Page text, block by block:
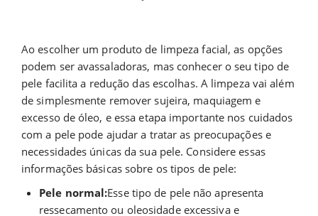
Ao escolher um produto de limpeza facial, as opções
podem ser avassaladoras, mas conhecer o seu tipo de
pele facilita a redução das escolhas. A limpeza vai além
de simplesmente remover sujeira, maquiagem e
excesso de óleo, e essa etapa importante nos cuidados
com a pele pode ajudar a tratar as preocupações e
necessidades únicas da sua pele. Considere essas
informações básicas sobre os tipos de pele:
Pele normal:Esse tipo de pele não apresenta
ressecamento ou oleosidade excessiva e